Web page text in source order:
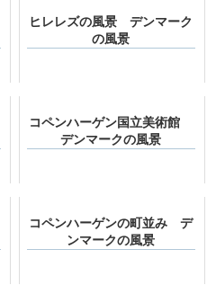
ヒレレズの風景 デンマーク
の風景
コペンハーゲン国立美術館
デンマークの風景
コペンハーゲンの町並み デ
ンマークの風景